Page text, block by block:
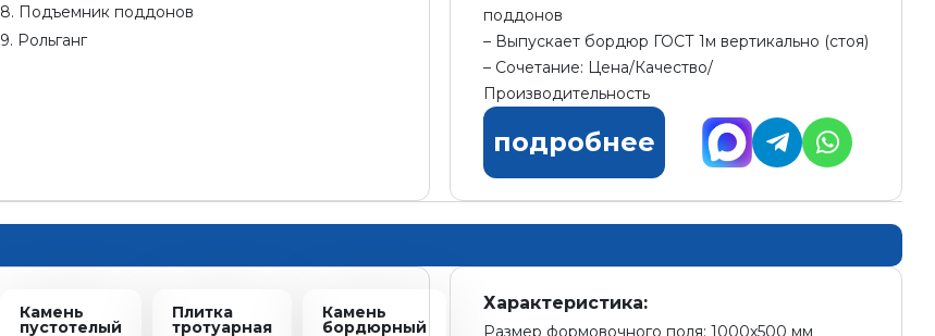
8. Подъемник поддонов
9. Рольганг
поддонов
Выпускает бордюр ГОСТ 1м вертикально (стоя)
Сочетание: Цена/Качество/
Производительность
подробнее
Камень
пустотелый
Плитка
тротуарная
Камень
бордюрный
Характеристика:
Размер формовочного поля: 1000х500 мм